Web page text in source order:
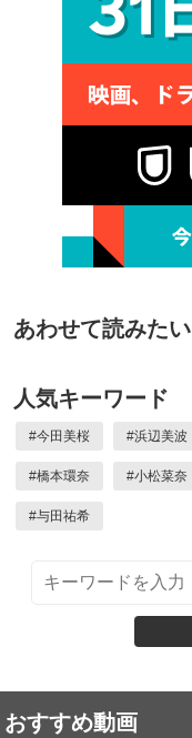
あわせて読みたい
人気キーワード
#今田美桜 #浜辺美波
#橋本環奈 #小松菜奈
#与田祐希
おすすめ動画